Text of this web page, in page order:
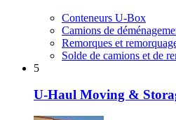
Conteneurs U-Box
Camions de
Remorques et
Solde de camions et de
5
U-Haul Moving &